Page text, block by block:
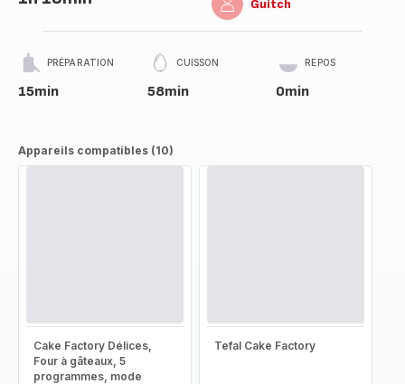
Guitch
PRÉPARATION
15min
CUISSON
58min
REPOS
0min
Appareils compatibles (10)
Cake Factory Délices,
Four à gâteaux, 5
programmes, mode
Tefal Cake Factory